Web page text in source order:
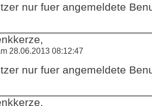
nur fuer angemeldete
28.06.2013 08:12:47
nur fuer angemeldete